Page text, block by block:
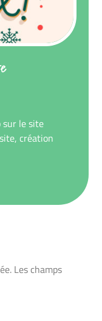
sur le site
création
Les champs